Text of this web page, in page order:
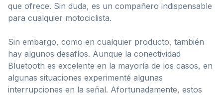
que ofrece. Sin duda, es un compañero indispensable
para cualquier motociclista.
Sin embargo, como en cualquier producto, también
hay algunos desafíos. Aunque la conectividad
Bluetooth es excelente en la mayoría de los casos, en
algunas situaciones experimenté algunas
interrupciones en la señal. Afortunadamente, estos